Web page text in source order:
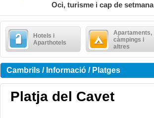
Oci, turisme i cap de setmana
Hotels i
Aparthotels
Apartaments,
càmpings i
altres
Cambrils / Informació / Platges
Platja del Cavet